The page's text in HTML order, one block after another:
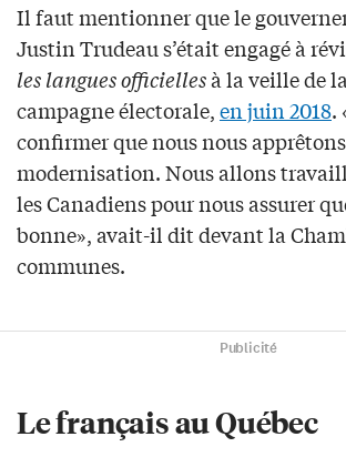
Il faut mentionner que le
Justin Trudeau s’était engagé à
les langues officiellesà la veille de
campagne électorale,en juin 2018.
confirmer que nous nous
modernisation. Nous allons
les Canadiens pour nous assurer
bonne», avait-il dit devant la
communes.
Publicité
Le français au Québec